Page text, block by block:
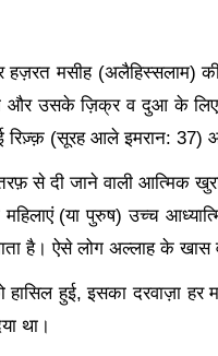
हज़रत मसीह (अलैहिस्सलाम)
और उसके ज़िक्र व दुआ के
रिज़्क़ (सूरह आले इमरान: 37)
से दी जाने वाली आत्मिक
(या पुरुष) उच्च
है। ऐसे लोग अल्लाह के खास
हासिल हुई, इसका दरवाज़ा
था।